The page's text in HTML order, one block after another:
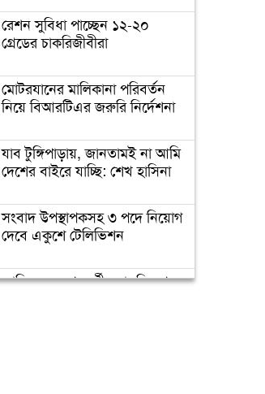
রেশন সুবিধা পাচ্ছেন ১২-২০
গ্রেডের চাকরিজীবীরা
মোটরযানের মালিকানা পরিবর্তন
নিয়ে বিআরটিএর জরুরি নির্দেশনা
যাব টুঙ্গিপাড়ায়, জানতামই না আমি
দেশের বাইরে যাচ্ছি: শেখ হাসিনা
সংবাদ উপস্থাপকসহ ৩ পদে নিয়োগ
দেবে একুশে টেলিভিশন
জাতিসংঘের পরবর্তী মহাসচিব পদে